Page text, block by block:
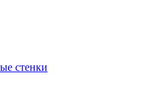
стенки